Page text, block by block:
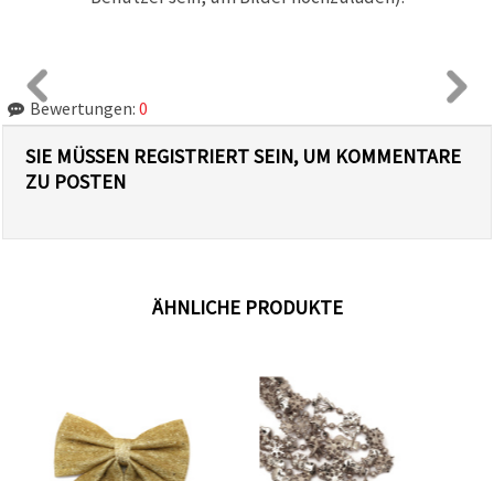
Bewertungen: 0
SIE MÜSSEN REGISTRIERT SEIN, UM KOMMENTARE
ZU POSTEN
ÄHNLICHE PRODUKTE